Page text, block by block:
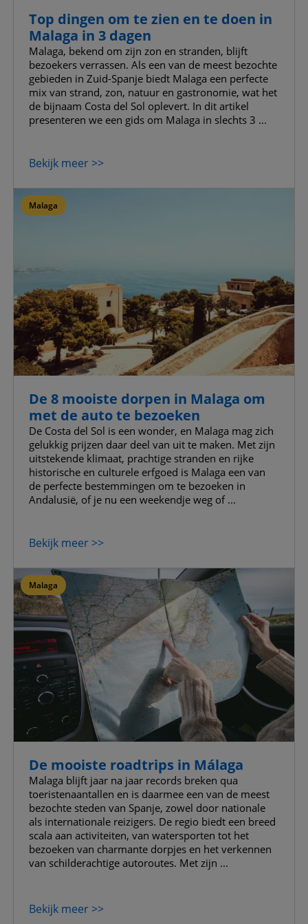
Top dingen om te zien en te doen in
Malaga in 3 dagen
Malaga, bekend om zijn zon en stranden, blijft
bezoekers verrassen. Als een van de meest bezochte
gebieden in Zuid-Spanje biedt Malaga een perfecte
mix van strand, zon, natuur en gastronomie, wat het
de bijnaam Costa del Sol oplevert. In dit artikel
presenteren we een gids om Malaga in slechts 3 ...
Bekijk meer >>
Malaga
De 8 mooiste dorpen in Malaga om
met de auto te bezoeken
De Costa del Sol is een wonder, en Malaga mag zich
gelukkig prijzen daar deel van uit te maken. Met zijn
uitstekende klimaat, prachtige stranden en rijke
historische en culturele erfgoed is Malaga een van
de perfecte bestemmingen om te bezoeken in
Andalusië, of je nu een weekendje weg of ...
Bekijk meer >>
Malaga
De mooiste roadtrips in Málaga
Malaga blijft jaar na jaar records breken qua
toeristenaantallen en is daarmee een van de meest
bezochte steden van Spanje, zowel door nationale
als internationale reizigers. De regio biedt een breed
scala aan activiteiten, van watersporten tot het
bezoeken van charmante dorpjes en het verkennen
van schilderachtige autoroutes. Met zijn ...
Bekijk meer >>